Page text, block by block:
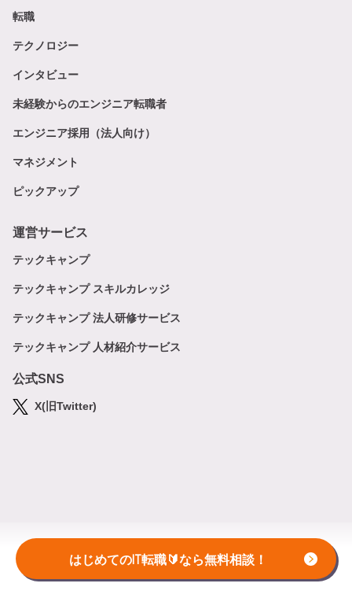
はじめてのIT転職🔰なら無料相談！
転職
テクノロジー
インタビュー
未経験からのエンジニア転職者
エンジニア採用（法人向け）
マネジメント
ピックアップ
運営サービス
テックキャンプ
テックキャンプ スキルカレッジ
テックキャンプ 法人研修サービス
テックキャンプ 人材紹介サービス
公式SNS
X(旧Twitter)